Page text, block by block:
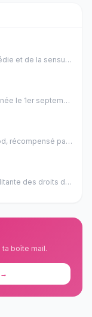
Actrice américaine, icône de la comédie et de la sensualité des années 1950.
Zendaya Maree Stoermer Coleman, née le 1er septembre 1996 à Oakland en Californie, est une actrice et chanteuse américaine.
Acteur américain, icône de Hollywood, récompensé par un Oscar
Actrice américaine, réalisatrice et militante des droits de l'homme
ta boîte mail.